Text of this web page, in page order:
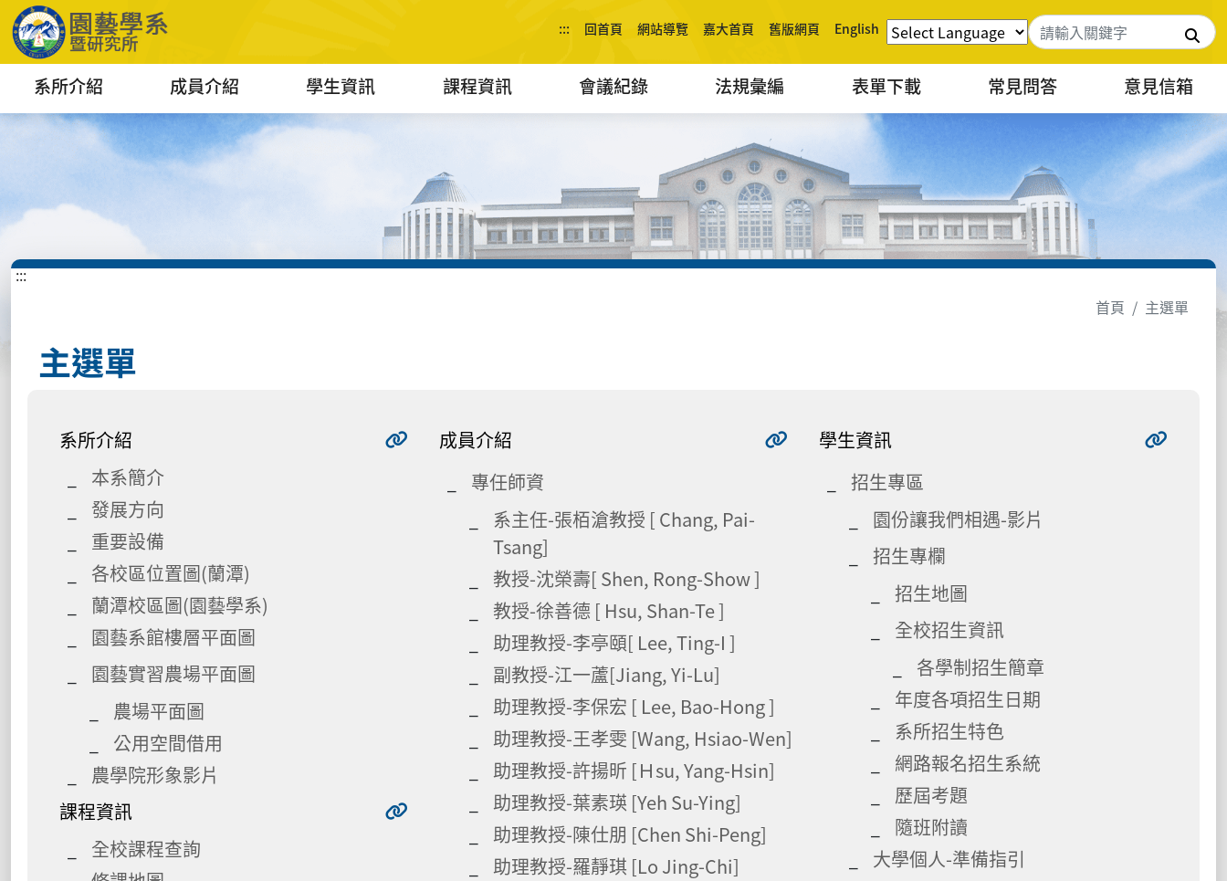
::: 回首頁 網站導覽 嘉大首頁 舊版網頁 English 搜尋
系所介紹 成員介紹 學生資訊 課程資訊 會議紀錄 法規彙編 表單下載 常見問答 意見信箱
:::
首頁
主選單
主選單
系所介紹
本系簡介
發展方向
重要設備
各校區位置圖(蘭潭)
蘭潭校區圖(園藝學系)
園藝系館樓層平面圖
園藝實習農場平面圖
農場平面圖
公用空間借用
農學院形象影片
課程資訊
全校課程查詢
成員介紹
專任師資
系主任-張栢滄教授 [ Chang, Pai-
Tsang]
教授-沈榮壽[ Shen, Rong-Show ]
教授-徐善德 [ Hsu, Shan-Te ]
助理教授-李亭頤[ Lee, Ting-I ]
副教授-江一蘆[Jiang, Yi-Lu]
助理教授-李保宏 [ Lee, Bao-Hong ]
助理教授-王孝雯 [Wang, Hsiao-Wen]
助理教授-許揚昕 [Ｈsu, Yang-Hsin]
助理教授-葉素瑛 [Yeh Su-Ying]
助理教授-陳仕朋 [Chen Shi-Peng]
助理教授-羅靜琪 [Lo Jing-Chi]
學生資訊
招生專區
園份讓我們相遇-影片
招生專欄
招生地圖
全校招生資訊
各學制招生簡章
年度各項招生日期
系所招生特色
網路報名招生系統
歷屆考題
隨班附讀
大學個人-準備指引